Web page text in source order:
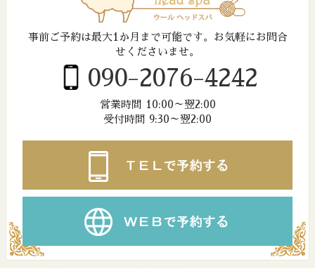
事前ご予約は最大1か月まで可能です。 お気軽にお問合
せくださいませ。
090-2076-4242
営業時間 10:00～翌2:00
受付時間 9:30～翌2:00